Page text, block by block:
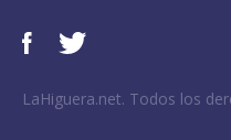
LaHiguera.net. Todos los